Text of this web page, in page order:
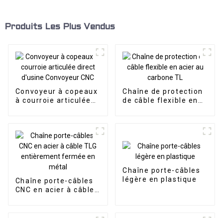
Produits Les Plus Vendus
Convoyeur à copeaux
à courroie articulée
Chaîne de protection
de câble flexible en
Chaîne porte-câbles
CNC en acier à câble
Chaîne porte-câbles
légère en plastique